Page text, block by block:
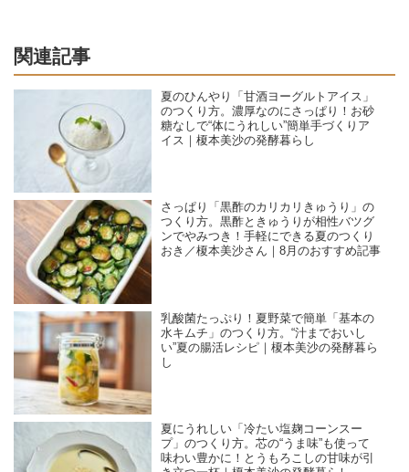
関連記事
夏のひんやり「甘酒ヨーグルトアイス」
のつくり方。濃厚なのにさっぱり！お砂
糖なしで“体にうれしい”簡単手づくりア
イス｜榎本美沙の発酵暮らし
さっぱり「黒酢のカリカリきゅうり」の
つくり方。黒酢ときゅうりが相性バツグ
ンでやみつき！手軽にできる夏のつくり
おき／榎本美沙さん｜8月のおすすめ記事
乳酸菌たっぷり！夏野菜で簡単「基本の
水キムチ」のつくり方。“汁までおいし
い”夏の腸活レシピ｜榎本美沙の発酵暮ら
し
夏にうれしい「冷たい塩麹コーンスー
プ」のつくり方。芯の“うま味”も使って
味わい豊かに！とうもろこしの甘味が引